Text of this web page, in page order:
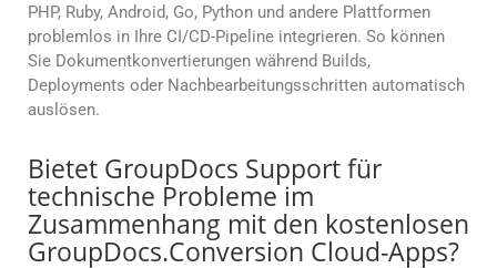
PHP, Ruby, Android, Go, Python und andere Plattformen
problemlos in Ihre CI/CD-Pipeline integrieren. So können
Sie Dokumentkonvertierungen während Builds,
Deployments oder Nachbearbeitungsschritten automatisch
auslösen.
Bietet GroupDocs Support für
technische Probleme im
Zusammenhang mit den kostenlosen
GroupDocs.Conversion Cloud-Apps?